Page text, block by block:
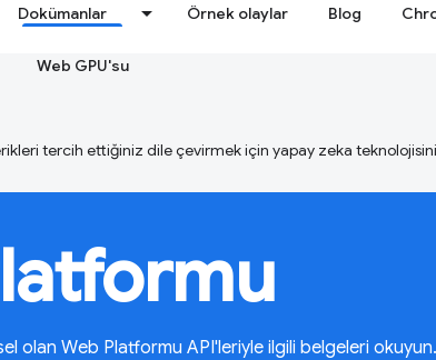
Dokümanlar Örnek olaylar Blog
Web GPU'su
tercih ettiğiniz dile çevirmek için yapay zeka
olan Web Platformu API'leriyle ilgili belgeleri